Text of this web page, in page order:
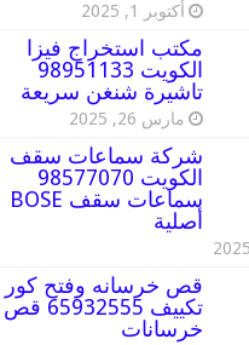
أكتوبر 1, 2025
مكتب استخراج فيزا
الكويت 98951133
تاشيرة شنغن سريعة
مارس 26, 2025
شركة سماعات سقف
الكويت 98577070
سماعات سقف BOSE
أصلية
قص خرسانه وفتح كور
تكييف 65932555 قص
خرسانات